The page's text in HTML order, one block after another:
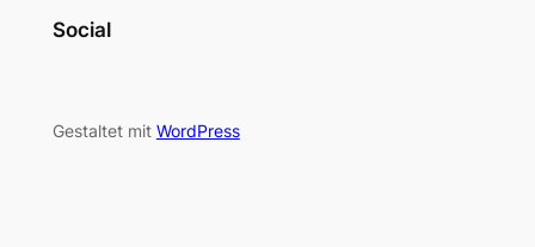
Social
Gestaltet mit WordPress